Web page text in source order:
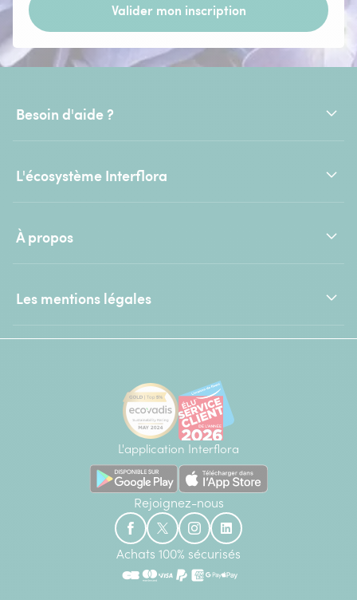
Valider mon inscription
Besoin d'aide ?
L'écosystème Interflora
À propos
Les mentions légales
L'application Interflora
Rejoignez-nous
Achats 100% sécurisés